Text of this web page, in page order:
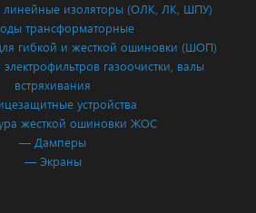
линейные изоляторы (ОЛК, ЛК, ШПУ)
трансформаторные
гибкой и жесткой ошиновки (ШОП)
газоочистки, валы
встряхивания
устройства
жесткой ошиновки ЖОС
— Дамперы
— Экраны